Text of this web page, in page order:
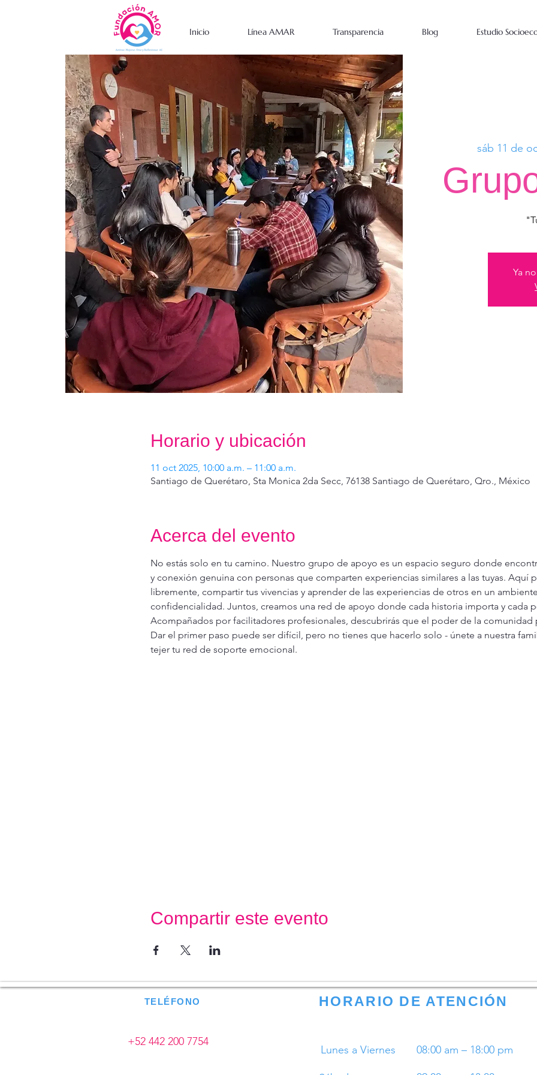
Inicio Línea AMAR Transparencia Blog Estudio
sáb 11 de
Ya
Horario y ubicación
11 oct 2025, 10:00 a.m. – 11:00 a.m.
Santiago de Querétaro, Sta Monica 2da Secc, 76138 Santiago de Querétaro, Qro., México
Acerca del evento
No estás solo en tu camino. Nuestro grupo de apoyo es un espacio seguro donde
y conexión genuina con personas que comparten experiencias similares a las tuyas. Aquí
libremente, compartir tus vivencias y aprender de las experiencias de otros en un
confidencialidad. Juntos, creamos una red de apoyo donde cada historia importa y cada
Acompañados por facilitadores profesionales, descubrirás que el poder de la comunidad
Dar el primer paso puede ser difícil, pero no tienes que hacerlo solo - únete a nuestra
tejer tu red de soporte emocional.
Compartir este evento
TELÉFONO
+52 442 200 7754
HORARIO DE ATENCIÓN
Lunes a Viernes 08:00 am – 18:00 pm